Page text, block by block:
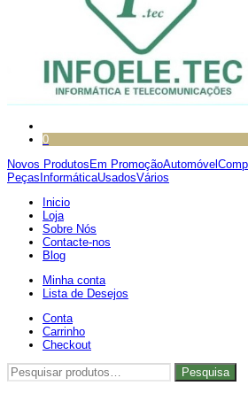
0
Novos Produtos Em PromoçãoAutomóvel
Peças InformáticaUsadosVários
Inicio
Loja
Sobre Nós
Contacte-nos
Blog
Minha conta
Lista de Desejos
Conta
Carrinho
Checkout
Pesquisar
por:
Pesquisa